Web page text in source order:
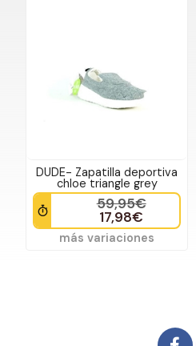
DUDE- Zapatilla deportiva
chloe triangle grey
59,95€
17,98€
más variaciones